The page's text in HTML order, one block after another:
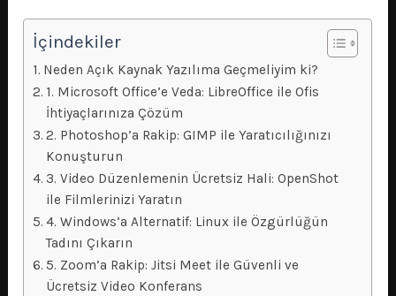
İçindekiler
Neden Açık Kaynak Yazılıma Geçmeliyim ki?
1. Microsoft Office’e Veda: LibreOffice ile Ofis
İhtiyaçlarınıza Çözüm
2. Photoshop’a Rakip: GIMP ile Yaratıcılığınızı
Konuşturun
3. Video Düzenlemenin Ücretsiz Hali: OpenShot
ile Filmlerinizi Yaratın
4. Windows’a Alternatif: Linux ile Özgürlüğün
Tadını Çıkarın
5. Zoom’a Rakip: Jitsi Meet ile Güvenli ve
Ücretsiz Video Konferans